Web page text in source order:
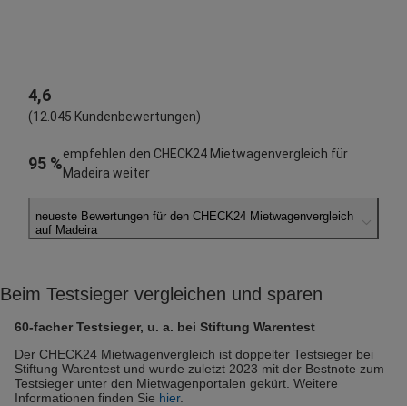
4,6
(12.045 Kundenbewertungen)
95 %
empfehlen den CHECK24 Mietwagenvergleich für
Madeira weiter
neueste Bewertungen für den CHECK24 Mietwagenvergleich
auf Madeira
Abholort: Madeira Flughafen
Josef G.
abgegeben am 08.08.2026
Abholort: Madeira Flughafen
Beim Testsieger vergleichen und sparen
60-facher Testsieger, u. a. bei Stiftung Warentest
Der CHECK24 Mietwagenvergleich ist doppelter Testsieger bei
Stiftung Warentest und wurde zuletzt 2023 mit der Bestnote zum
Testsieger unter den Mietwagenportalen gekürt. Weitere
Informationen finden Sie hier.